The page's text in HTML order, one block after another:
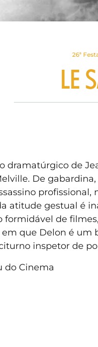
26ª
LE
dramatúrgico de
De
gestual é
de
em que Delon é
inspetor de
do Cinema